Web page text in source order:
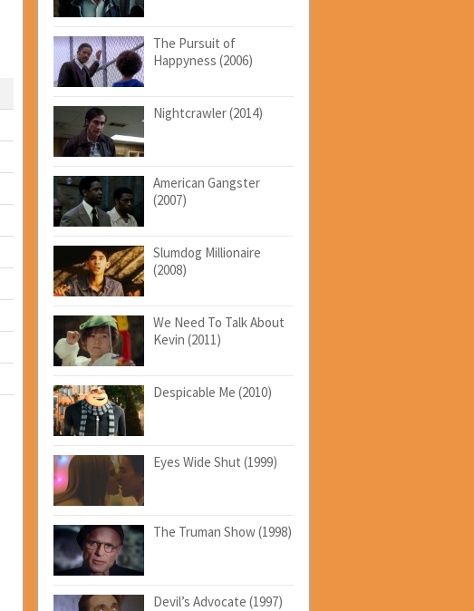
The Pursuit of
Happyness (2006)
Nightcrawler (2014)
American Gangster
(2007)
Slumdog Millionaire
(2008)
We Need To Talk About
Kevin (2011)
Despicable Me (2010)
Eyes Wide Shut (1999)
The Truman Show (1998)
Devil’s Advocate (1997)